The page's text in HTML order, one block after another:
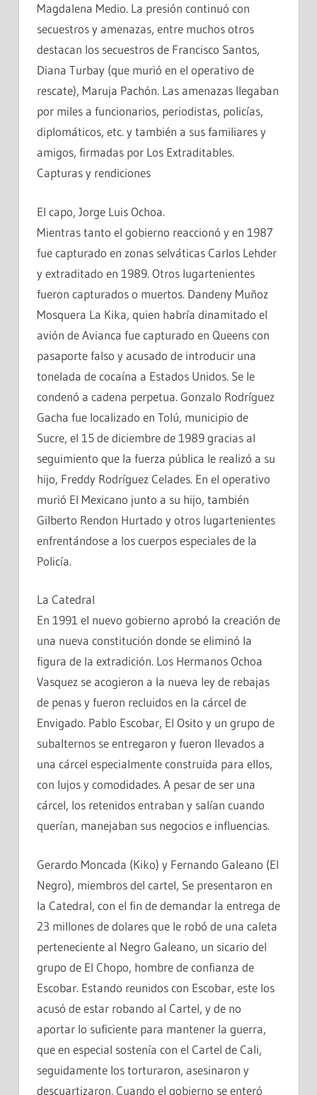
Magdalena Medio. La presión continuó con
secuestros y amenazas, entre muchos otros
destacan los secuestros de Francisco Santos,
Diana Turbay (que murió en el operativo de
rescate), Maruja Pachón. Las amenazas llegaban
por miles a funcionarios, periodistas, policías,
diplomáticos, etc. y también a sus familiares y
amigos, firmadas por Los Extraditables.
Capturas y rendiciones
El capo, Jorge Luis Ochoa.
Mientras tanto el gobierno reaccionó y en 1987
fue capturado en zonas selváticas Carlos Lehder
y extraditado en 1989. Otros lugartenientes
fueron capturados o muertos. Dandeny Muñoz
Mosquera La Kika, quien habría dinamitado el
avión de Avianca fue capturado en Queens con
pasaporte falso y acusado de introducir una
tonelada de cocaína a Estados Unidos. Se le
condenó a cadena perpetua. Gonzalo Rodríguez
Gacha fue localizado en Tolú, municipio de
Sucre, el 15 de diciembre de 1989 gracias al
seguimiento que la fuerza pública le realizó a su
hijo, Freddy Rodríguez Celades. En el operativo
murió El Mexicano junto a su hijo, también
Gilberto Rendon Hurtado y otros lugartenientes
enfrentándose a los cuerpos especiales de la
Policía.
La Catedral
En 1991 el nuevo gobierno aprobó la creación de
una nueva constitución donde se eliminó la
figura de la extradición. Los Hermanos Ochoa
Vasquez se acogieron a la nueva ley de rebajas
de penas y fueron recluidos en la cárcel de
Envigado. Pablo Escobar, El Osito y un grupo de
subalternos se entregaron y fueron llevados a
una cárcel especialmente construida para ellos,
con lujos y comodidades. A pesar de ser una
cárcel, los retenidos entraban y salían cuando
querían, manejaban sus negocios e influencias.
Gerardo Moncada (Kiko) y Fernando Galeano (El
Negro), miembros del cartel, Se presentaron en
la Catedral, con el fin de demandar la entrega de
23 millones de dolares que le robó de una caleta
perteneciente al Negro Galeano, un sicario del
grupo de El Chopo, hombre de confianza de
Escobar. Estando reunidos con Escobar, este los
acusó de estar robando al Cartel, y de no
aportar lo suficiente para mantener la guerra,
que en especial sostenía con el Cartel de Cali,
seguidamente los torturaron, asesinaron y
descuartizaron. Cuando el gobierno se enteró